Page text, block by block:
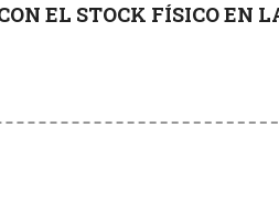
EL STOCK FÍSICO EN